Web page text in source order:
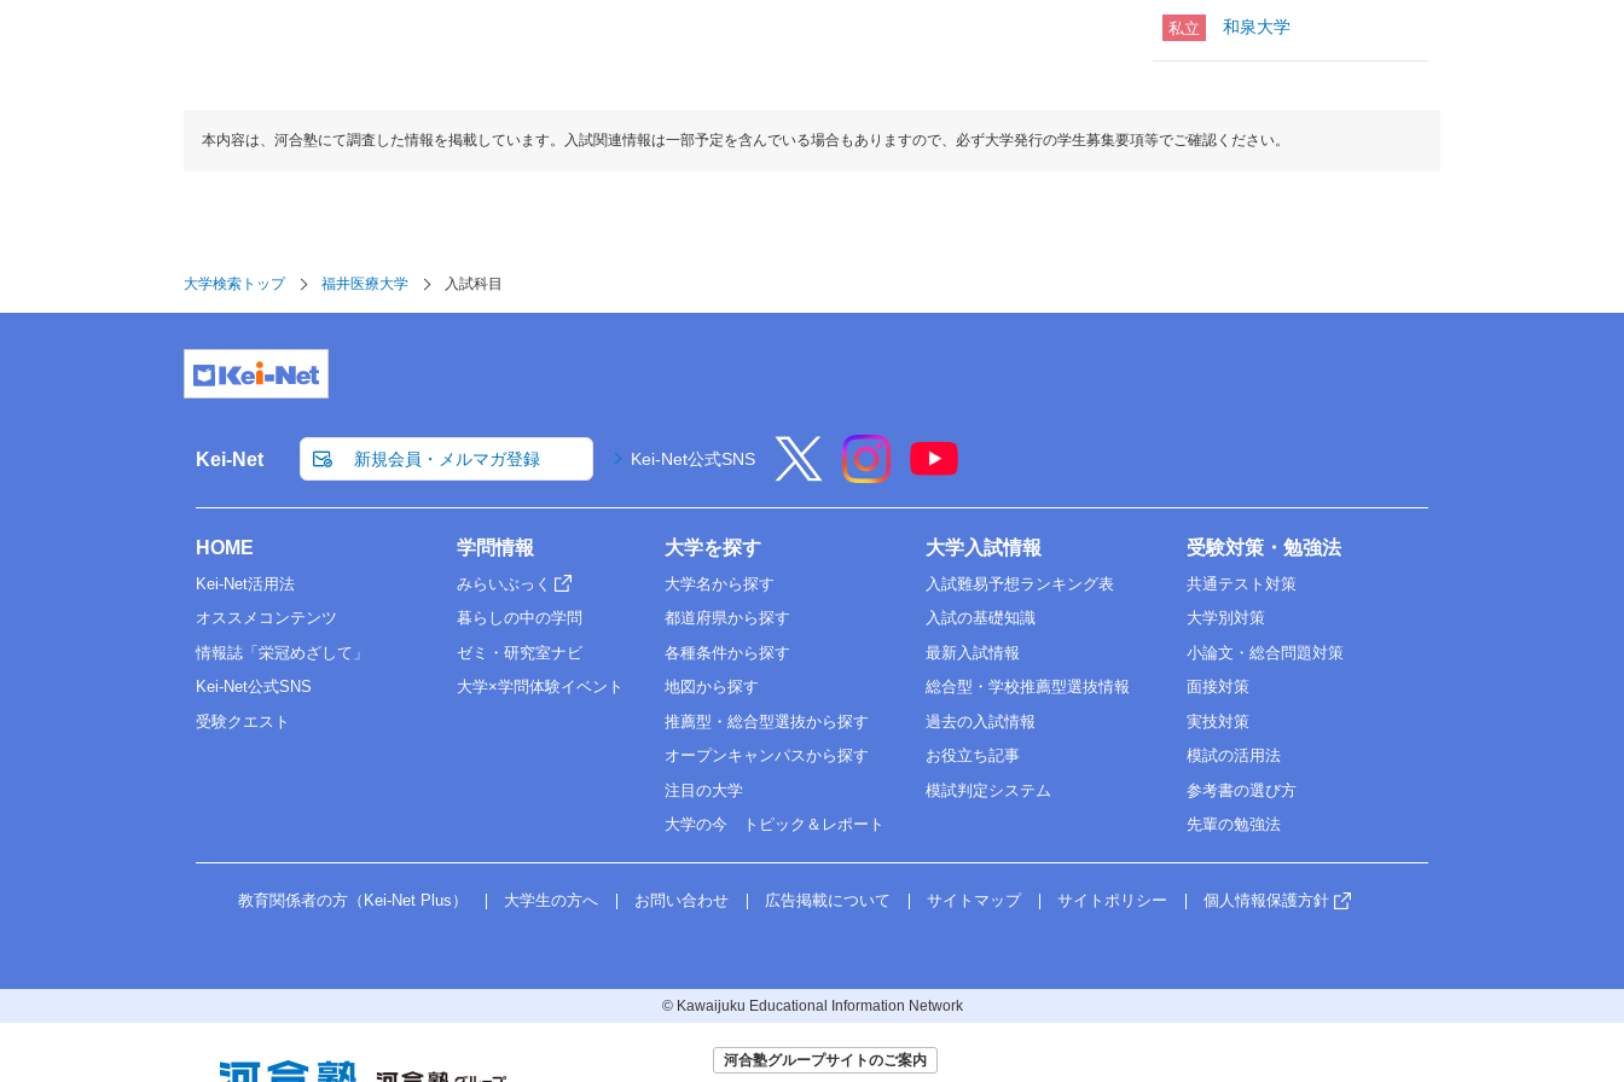
私立 和泉大学
本内容は、河合塾にて調査した情報を掲載しています。入試関連情報は一部予定を含んでいる場合もありますので、必ず大学発行の学生募集要項等でご確認ください。
大学検索トップ 福井医療大学 入試科目
Kei-Net 新規会員・メルマガ登録 Kei-Net公式SNS
HOME
Kei-Net活用法
オススメコンテンツ
情報誌「栄冠めざして」
Kei-Net公式SNS
受験クエスト
学問情報
みらいぶっく
暮らしの中の学問
ゼミ・研究室ナビ
大学×学問体験イベント
大学を探す
大学名から探す
都道府県から探す
各種条件から探す
地図から探す
推薦型・総合型選抜から探す
オープンキャンパスから探す
注目の大学
大学の今 トピック＆レポート
大学入試情報
入試難易予想ランキング表
入試の基礎知識
最新入試情報
総合型・学校推薦型選抜情報
過去の入試情報
お役立ち記事
模試判定システム
受験対策・勉強法
共通テスト対策
大学別対策
小論文・総合問題対策
面接対策
実技対策
模試の活用法
参考書の選び方
先輩の勉強法
教育関係者の方（Kei-Net Plus） 大学生の方へ お問い合わせ 広告掲載について サイトマップ サイトポリシー 個人情報保護方針
© Kawaijuku Educational Information Network
河合塾グループサイトのご案内